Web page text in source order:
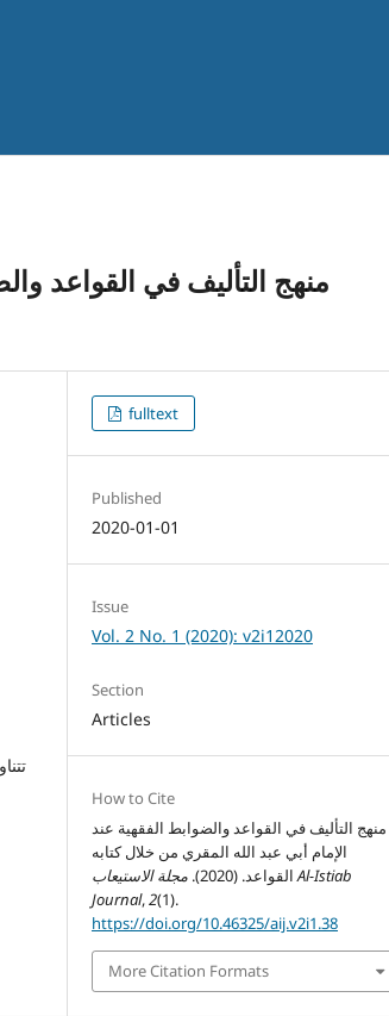
منهج التأليف في القواعد
fulltext
Published
2020-01-01
Issue
Vol. 2 No. 1 (2020): v2i12020
Section
Articles
How to Cite
منهج التأليف في القواعد والضوابط الفقهية عند
الإمام أبي عبد الله المقري من خلال كتابه
القواعد. (2020).
مجلة الاستيعاب Al-Istiab
Journal,2(1).
https://doi.org/10.46325/aij.v2i1.38
More Citation Formats